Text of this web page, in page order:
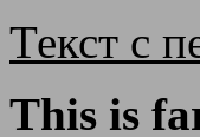
Текст с
This is